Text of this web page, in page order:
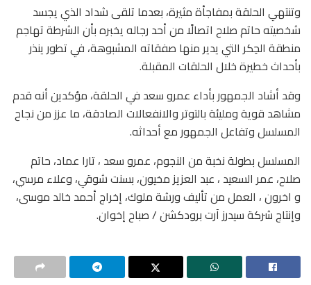
وتنتهي الحلقة بمفاجأة مثيرة، بعدما تلقى شداد الذي يجسد
شخصيته حاتم صلاح اتصالًا من أحد رجاله يخبره بأن الشرطة تهاجم
منطقة الحِكر التي يدير منها صفقاته المشبوهة، في تطور ينذر
بأحداث خطيرة خلال الحلقات المقبلة.
وقد أشاد الجمهور بأداء عمرو سعد في الحلقة، مؤكدين أنه قدم
مشاهد قوية ومليئة بالتوتر والانفعالات الصادقة، ما عزز من نجاح
المسلسل وتفاعل الجمهور مع أحداثه.
المسلسل بطولة نخبة من النجوم، عمرو سعد ، تارا عماد، حاتم
صلاح، عمر السعيد ، عبد العزيز مخيون، بسنت شوقي، وعلاء مرسي،
و اخرون ، العمل من تأليف ورشة ملوك، إخراج أحمد خالد موسى،
وإنتاج شركة سيدرز آرت برودكشن / صباح إخوان.